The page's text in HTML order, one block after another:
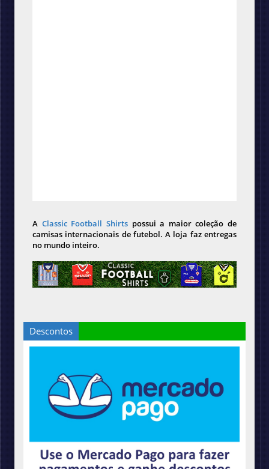
A Classic Football Shirts possui a maior coleção de
camisas internacionais de futebol. A loja faz entregas
no mundo inteiro.
Descontos